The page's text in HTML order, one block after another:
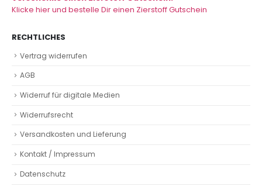
Klicke hier und bestelle Dir einen Zierstoff Gutschein
RECHTLICHES
Vertrag widerrufen
AGB
Widerruf für digitale Medien
Widerrufsrecht
Versandkosten und Lieferung
Kontakt / Impressum
Datenschutz